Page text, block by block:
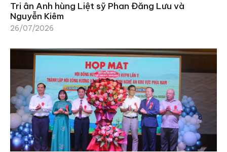
Tri ân Anh hùng Liệt sỹ Phan Đăng Lưu và
Nguyễn Kiêm
26/07/2026